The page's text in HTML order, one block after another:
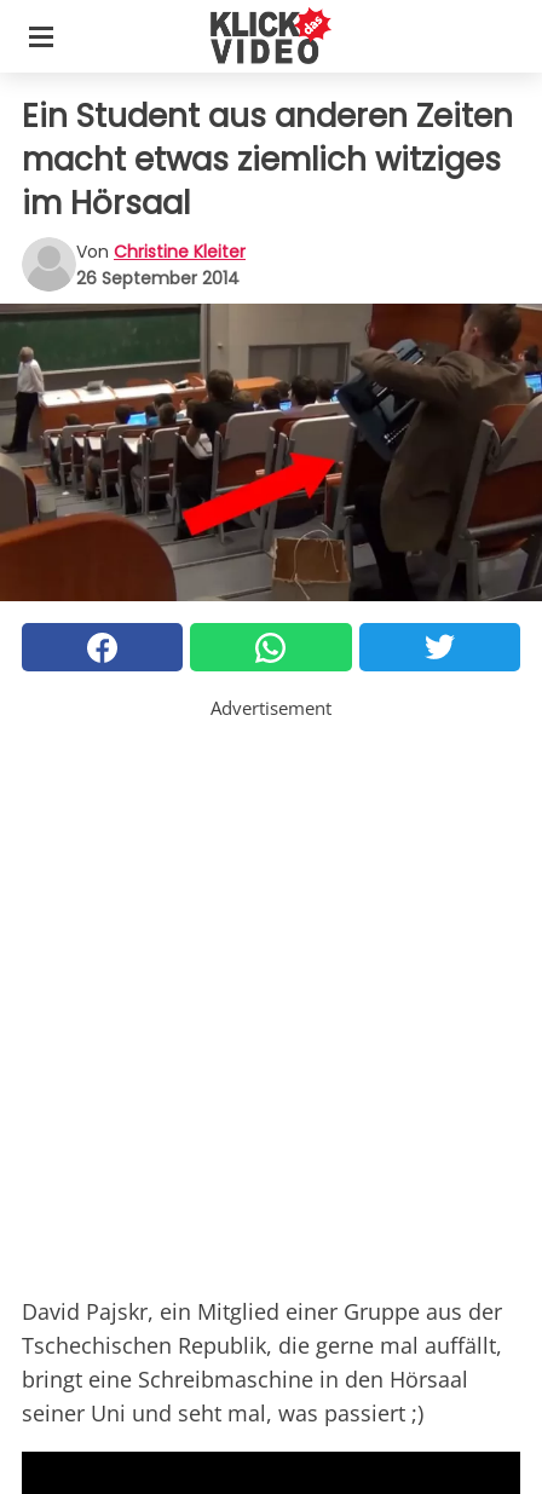
Ein Student aus anderen Zeiten
macht etwas ziemlich witziges
im Hörsaal
Von Christine Kleiter
26 September 2014
Advertisement
David Pajskr, ein Mitglied einer Gruppe aus der
Tschechischen Republik, die gerne mal auffällt,
bringt eine Schreibmaschine in den Hörsaal
seiner Uni und seht mal, was passiert ;)